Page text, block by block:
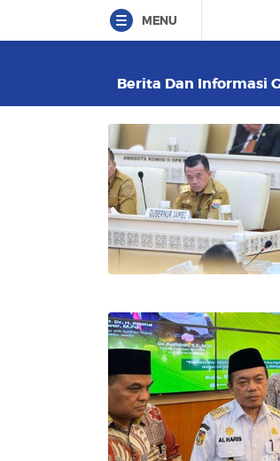
MENU
Berita Dan Informasi